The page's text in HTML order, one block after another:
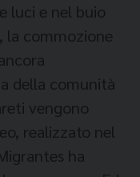
luci e nel buio
la commozione
della comunità
vengono
realizzato nel
ha